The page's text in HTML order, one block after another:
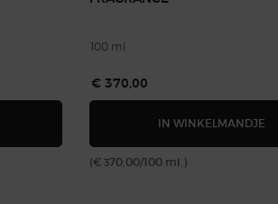
MY WAY EAU DE PARFUM INTENSE
100 ml
€ 370,00
IN WINKELMANDJE
(€ 370,00/100 ml.)